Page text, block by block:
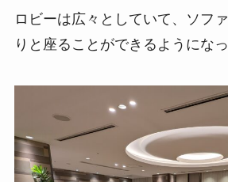
ロビーは広々としていて、ソフ
りと座ることができるようになっ